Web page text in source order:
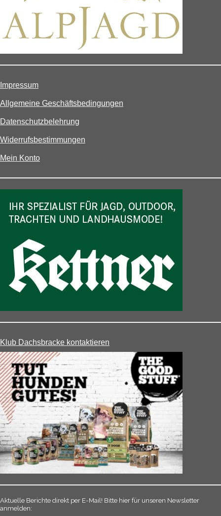
Impressum
Allgemeine Geschäftsbedingungen
Datenschutzbelehrung
Widerrufsbestimmungen
Mein Konto
Klub Dachsbracke kontaktieren
Aktuelle Berichte direkt per E-Mail! Bitte hier für unseren Newsletter
anmelden: